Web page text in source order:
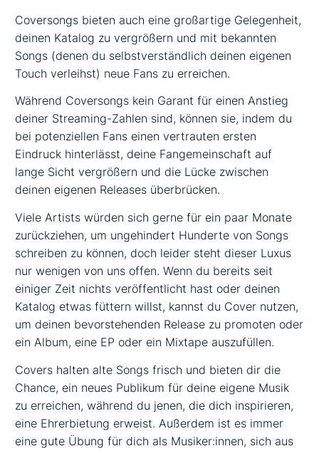
Coversongs bieten auch eine großartige Gelegenheit,
deinen Katalog zu vergrößern und mit bekannten
Songs (denen du selbstverständlich deinen eigenen
Touch verleihst) neue Fans zu erreichen.
Während Coversongs kein Garant für einen Anstieg
deiner Streaming-Zahlen sind, können sie, indem du
bei potenziellen Fans einen vertrauten ersten
Eindruck hinterlässt, deine Fangemeinschaft auf
lange Sicht vergrößern und die Lücke zwischen
deinen eigenen Releases überbrücken.
Viele Artists würden sich gerne für ein paar Monate
zurückziehen, um ungehindert Hunderte von Songs
schreiben zu können, doch leider steht dieser Luxus
nur wenigen von uns offen. Wenn du bereits seit
einiger Zeit nichts veröffentlicht hast oder deinen
Katalog etwas füttern willst, kannst du Cover nutzen,
um deinen bevorstehenden Release zu promoten oder
ein Album, eine EP oder ein Mixtape auszufüllen.
Covers halten alte Songs frisch und bieten dir die
Chance, ein neues Publikum für deine eigene Musik
zu erreichen, während du jenen, die dich inspirieren,
eine Ehrerbietung erweist. Außerdem ist es immer
eine gute Übung für dich als Musiker:innen, sich aus